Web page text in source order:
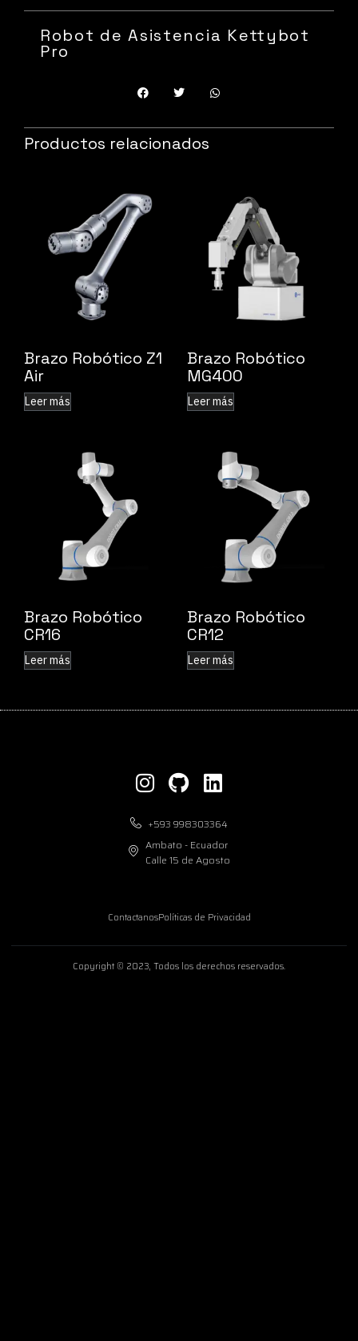
Robot de Asistencia Kettybot
Pro
Productos relacionados
Brazo Robótico Z1
Air
Leer más
Brazo Robótico
MG400
Leer más
Brazo Robótico
CR16
Leer más
Brazo Robótico
CR12
Leer más
+593 998303364
Ambato - Ecuador
Calle 15 de Agosto
ContactanosPolíticas de Privacidad
Copyright © 2023, Todos los derechos reservados.